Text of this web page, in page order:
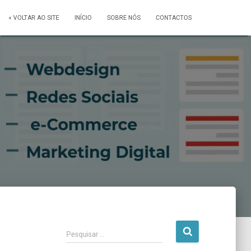
« VOLTAR AO SITE INÍCIO SOBRE NÓS CONTACTOS
P
e
Pesquisar …